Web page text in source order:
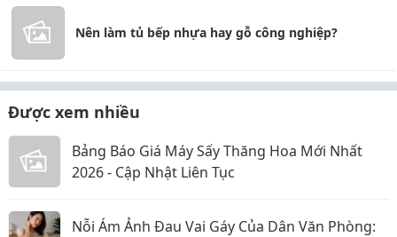
Nên làm tủ bếp nhựa hay gỗ công nghiệp?
Được xem nhiều
Bảng Báo Giá Máy Sấy Thăng Hoa Mới Nhất
2026 - Cập Nhật Liên Tục
Nỗi Ám Ảnh Đau Vai Gáy Của Dân Văn Phòng: